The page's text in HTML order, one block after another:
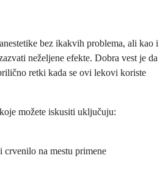
bez ikakvih problema, ali kao i
neželjene efekte. Dobra vest je da
retki kada se ovi lekovi koriste
možete iskusiti uključuju:
na mestu primene